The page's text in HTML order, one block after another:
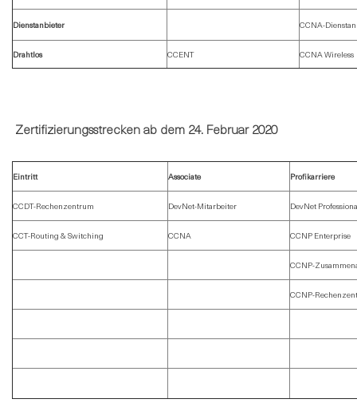
Dienstanbieter CCNA-
Drahtlos CCENT CCNA Wireless
Zertifizierungsstrecken ab dem 24. Februar 2020
Eintritt Associate Profikarriere
CCDT-Rechenzentrum DevNet-Mitarbeiter DevNet
CCT-Routing & Switching CCNA CCNP Enterprise
CCNP-
CCNP-